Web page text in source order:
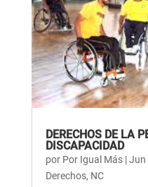
DERECHOS DE LA
DISCAPACIDAD
por Por Igual Más|Jun
Derechos, NC